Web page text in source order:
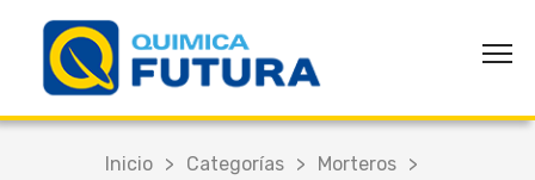
Inicio > Categorías > Morteros >